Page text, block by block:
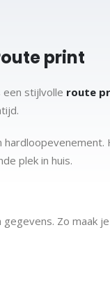
print
stijlvolle route
plek in huis.
Zo maak